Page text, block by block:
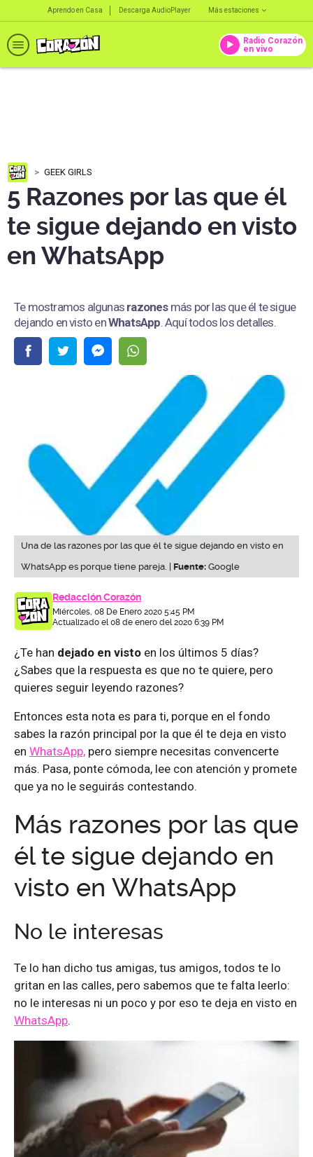
Aprendo en Casa Descarga AudioPlayer Más estaciones
Radio Corazón
en vivo
GEEK GIRLS
5 Razones por las que él
te sigue dejando en visto
en WhatsApp
Te mostramos algunas razonesmás por las que él te sigue
dejando en visto enWhatsApp. Aquí todos los detalles.
Una de las razones por las que él te sigue dejando en visto en
WhatsApp es porque tiene pareja. | Fuente: Google
Redacción Corazón
Miércoles, 08 De Enero 2020 5:45 PM
Actualizado el 08 de enero del 2020 6:39 PM
¿Te han dejado en visto en los últimos 5 días?
¿Sabes que la respuesta es que no te quiere, pero
quieres seguir leyendo razones?
Entonces esta nota es para ti, porque en el fondo
sabes la razón principal por la que él te deja en visto
en WhatsApp, pero siempre necesitas convencerte
más. Pasa, ponte cómoda, lee con atención y promete
que ya no le seguirás contestando.
Más razones por las que
él te sigue dejando en
visto en WhatsApp
No le interesas
Te lo han dicho tus amigas, tus amigos, todos te lo
gritan en las calles, pero sabemos que te falta leerlo:
no le interesas ni un poco y por eso te deja en visto en
WhatsApp.